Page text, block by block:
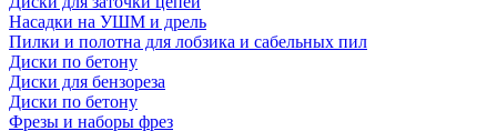
Насадки на УШМ и дрель
Пилки и полотна для лобзика и сабельных пил
Диски по бетону
Диски для бензореза
Диски по бетону
Фрезы и наборы фрез